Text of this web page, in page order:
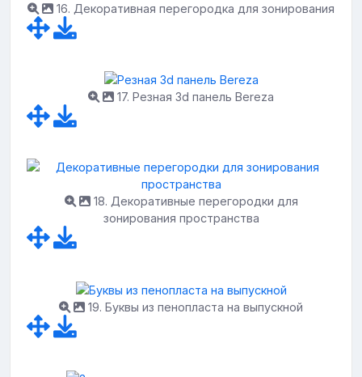
16. Декоративная перегородка для зонирования
17. Резная 3d панель Bereza
18. Декоративные перегородки для
зонирования пространства
19. Буквы из пенопласта на выпускной